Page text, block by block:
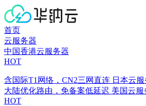
首页
云服务器
中国香港云服务器
HOT
含国际T1网络，CN2三网直连 日本云
大陆优化路由，免备案低延迟 美国云服
HOT